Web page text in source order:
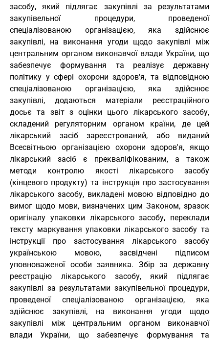
засобу, який підлягає закупівлі за результатами
закупівельної процедури, проведеної
спеціалізованою організацією, яка здійснює
закупівлі, на виконання угоди щодо закупівлі між
центральним органом виконавчої влади України, що
забезпечує формування та реалізує державну
політику у сфері охорони здоров'я, та відповідною
спеціалізованою організацією, яка здійснює
закупівлі, додаються матеріали реєстраційного
досьє та звіт з оцінки цього лікарського засобу,
складений регуляторним органом країни, де цей
лікарський засіб зареєстрований, або виданий
Всесвітньою організацією охорони здоров'я, якщо
лікарський засіб є прекваліфікованим, а також
методи контролю якості лікарського засобу
(кінцевого продукту) та інструкція про застосування
лікарського засобу, викладені мовою відповідно до
вимог щодо мови, визначених цим Законом, зразок
оригіналу упаковки лікарського засобу, переклади
тексту маркування упаковки лікарського засобу та
інструкції про застосування лікарського засобу
українською мовою, засвідчені підписом
уповноваженої особи заявника. Збір за державну
реєстрацію лікарського засобу, який підлягає
закупівлі за результатами закупівельної процедури,
проведеної спеціалізованою організацією, яка
здійснює закупівлі, на виконання угоди щодо
закупівлі між центральним органом виконавчої
влади України, що забезпечує формування та